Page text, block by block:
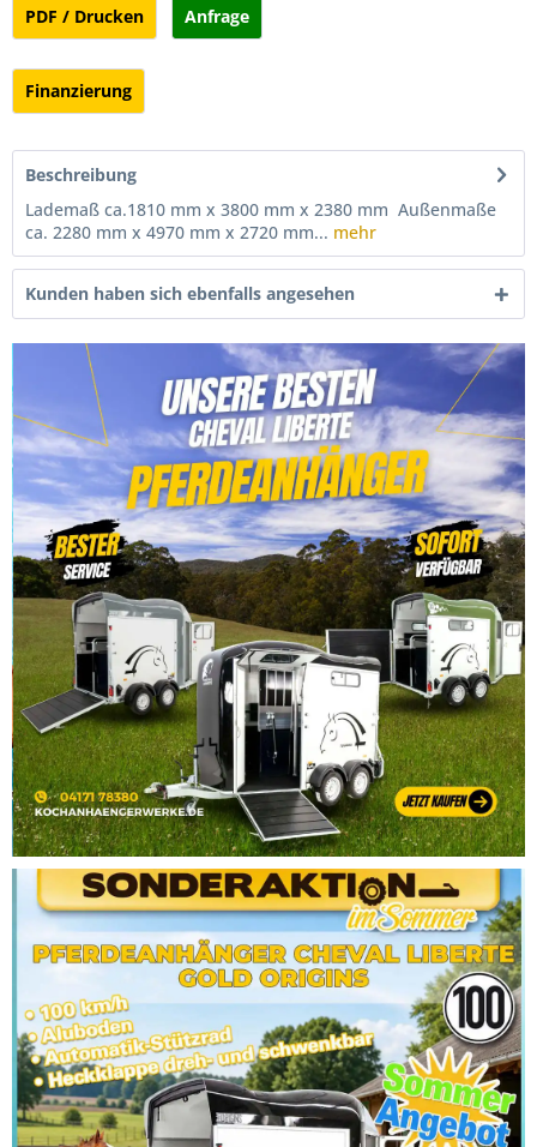
PDF / Drucken Anfrage
Finanzierung
Beschreibung
Lademaß ca.1810 mm x 3800 mm x 2380 mm Außenmaße
ca. 2280 mm x 4970 mm x 2720 mm... mehr
Kunden haben sich ebenfalls angesehen